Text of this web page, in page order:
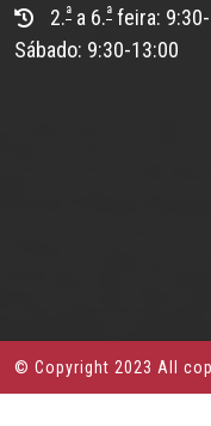
2.ª a 6.ª feira:
Sábado: 9:30-13:00
© Copyright 2023 All